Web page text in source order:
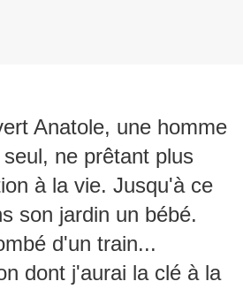
Anatole, une homme
ne prêtant plus
à la vie. Jusqu'à ce
son jardin un bébé.
d'un train...
dont j'aurai la clé à la